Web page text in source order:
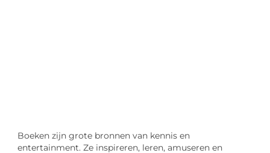
Boeken zijn grote bronnen van kennis en
entertainment. Ze inspireren, leren, amuseren en